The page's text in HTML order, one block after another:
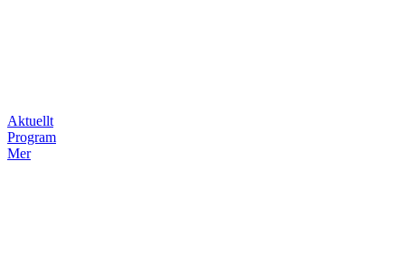
Aktuellt
Program
Mer